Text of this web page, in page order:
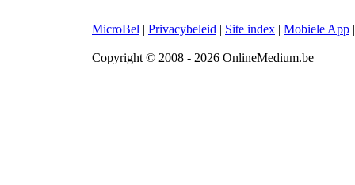
MicroBel | Privacybeleid | Site index | Mobiele App
Copyright © 2008 - 2026 OnlineMedium.be